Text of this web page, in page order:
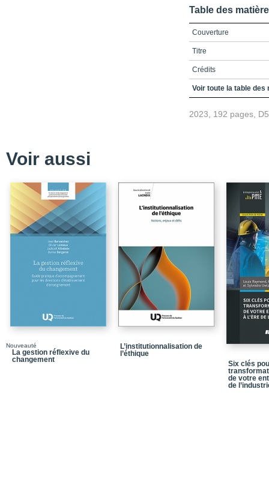
Table des
Couverture
Titre
Crédits
Préface / Faire face
Liste des tableaux
Liste des sigles et
Comment l’idée de
L’intérêt
et en gestion
Partie I / Les
Chapitre 1 / Les
Chapitre 2 / Les
projet
Chapitre 4 / Le cadre
Voir toute la table des
2023, 192 pages,
Voir aussi
Nouveauté
La gestion réflexive du
changement
L’institutionnalisation de
l’éthique
Six clés
de votre
de